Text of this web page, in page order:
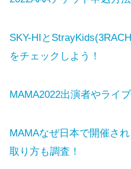
SKY-HIと
をチェックしよう！
MAMA2022出演者やライ
MAMAなぜ日本で開催さ
取り方も調査！